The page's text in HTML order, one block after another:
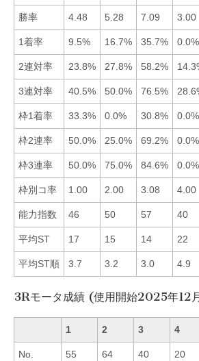
勝率 4.48 5.28 7.09 3.00
1着率 9.5% 16.7% 35.7% 0.0%
2連対率 23.8% 27.8% 58.2%
3連対率 40.5% 50.0% 76.5%
枠1着率 33.3% 0.0% 30.8% 0.0%
枠2連率 50.0% 25.0% 69.2% 0.0%
枠3連率 50.0% 75.0% 84.6% 0.0%
枠別コ率 1.00 2.00 3.08 4.00
能力指数 46 50 57 40
平均ST 17 15 14 22
平均ST順 3.7 3.2 3.0 4.9
3Rモータ成績 (使用開始2025年12
1 2 3 4
No. 55 64 40 20